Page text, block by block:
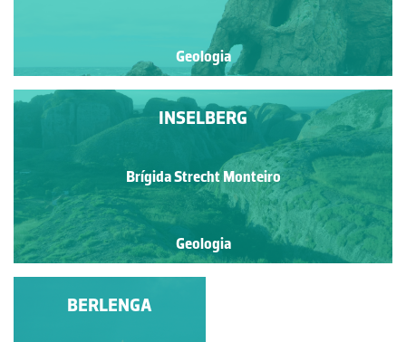
Geologia
INSELBERG
Brígida Strecht Monteiro
Geologia
TROMBA DO
BERLENGA